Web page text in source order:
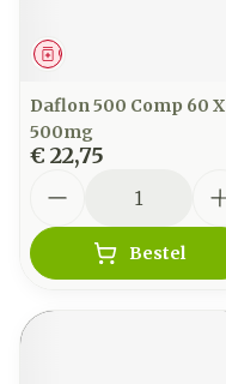
Geneesmiddel
Daflon 500 Comp 60 X
500mg
€ 22,75
Bestel